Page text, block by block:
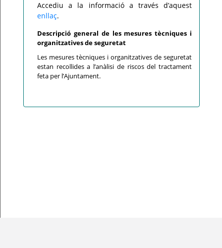
Accediu a la informació a través d’aquest
enllaç.
Descripció general de les mesures tècniques i
organitzatives de seguretat
Les mesures tècniques i organitzatives de seguretat
estan recollides a l’anàlisi de riscos del tractament
feta per l’Ajuntament.